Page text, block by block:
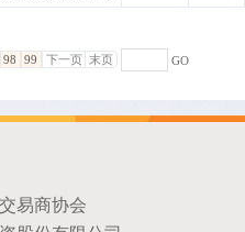
98 99 下一页 末页 GO
易商协会